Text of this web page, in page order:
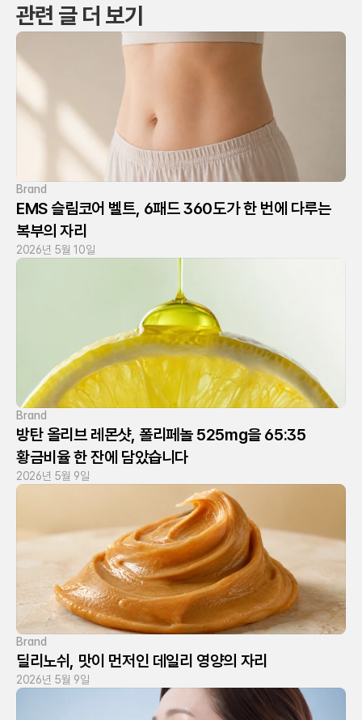
관련 글 더 보기
Brand
EMS 슬림코어 벨트, 6패드 360도가 한 번에 다루는
복부의 자리
2026년 5월 10일
Brand
방탄 올리브 레몬샷, 폴리페놀 525mg을 65:35
황금비율 한 잔에 담았습니다
2026년 5월 9일
Brand
딜리노쉬, 맛이 먼저인 데일리 영양의 자리
2026년 5월 9일